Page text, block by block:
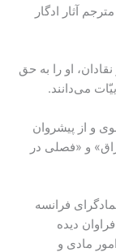
آثار ادگار
او را به حق
می‌دانند.
و از پیشروان
و «فصلی در
نمادگرای فرانسه
دیده
مادی و